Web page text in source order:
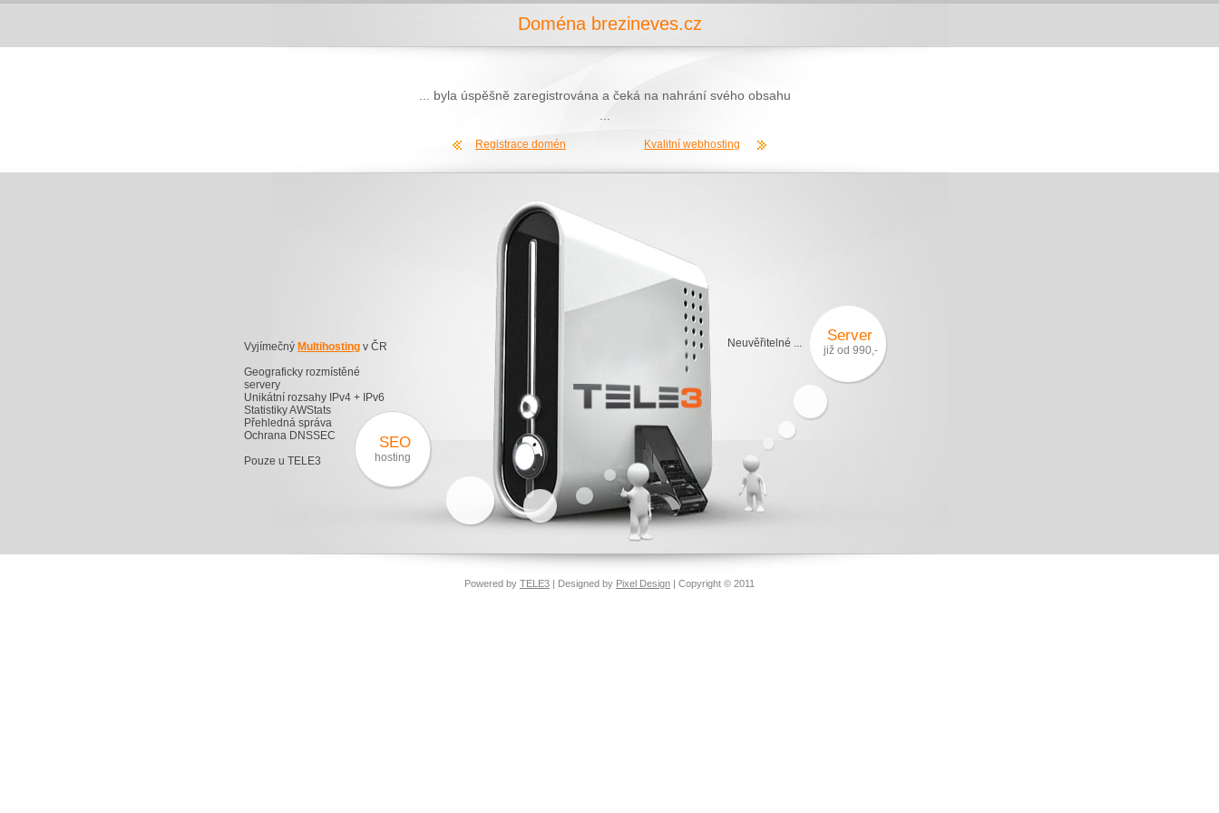
Doména brezineves.cz
... byla úspěšně zaregistrována a čeká na nahrání svého obsahu
Registrace domén Kvalitní webhosting
Vyjímečný Multihosting v ČR
Geograficky rozmístěné
servery
Unikátní rozsahy IPv4 + IPv6
Statistiky AWStats
Přehledná správa
Ochrana DNSSEC
Pouze u TELE3
SEO
hosting
Neuvěřitelné ... Server
již od 990,-
Powered by TELE3 | Designed by Pixel Design | Copyright © 2011